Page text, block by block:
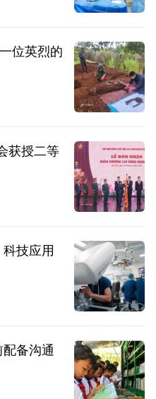
位英烈的
获授二等
技应用
备沟通